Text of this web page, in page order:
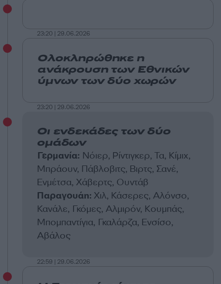
23:20 | 29.06.2026
Ολοκληρώθηκε η
ανάκρουση των Εθνικών
ύμνων των δύο χωρών
23:20 | 29.06.2026
Οι ενδεκάδες των δύο
ομάδων
Γερμανία: Νόιερ, Ρίντιγκερ, Τα, Κίμιχ,
Μπράουν, Πάβλοβιτς, Βιρτς, Σανέ,
Ενμέτσα, Χάβερτς, Ουντάβ
Παραγουάη: Χιλ, Κάσερες, Αλόνσο,
Κανάλε, Γκόμες, Αλμιρόν, Κουμπάς,
Μπομπαντίγια, Γκαλάρζα, Ενσίσο,
Αβάλος
22:59 | 29.06.2026